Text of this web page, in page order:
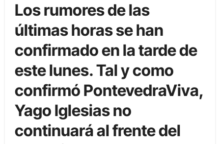
Los rumores de las
últimas horas se han
confirmado en la tarde de
este lunes. Tal y como
confirmó PontevedraViva,
Yago Iglesias no
continuará al frente del